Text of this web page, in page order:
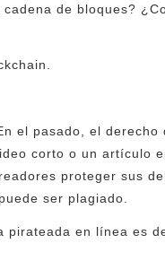
de bloques?
el pasado, el derecho
corto o un artículo
proteger sus
ser plagiado.
pirateada en línea es